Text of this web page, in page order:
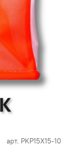
арт. PKP15X15-10